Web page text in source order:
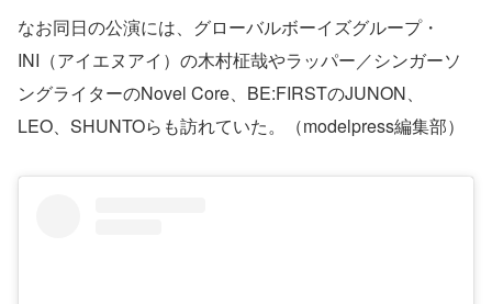
なお同日の公演には、グローバルボーイズグループ・
INI（アイエヌアイ）の木村柾哉やラッパー／シンガーソ
ングライターのNovel Core、BE:FIRSTのJUNON、
LEO、SHUNTOらも訪れていた。（modelpress編集部）